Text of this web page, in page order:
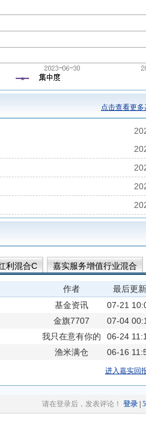
点击查看更
利混合C
嘉实服务增值行业混合
作者 最后更新
基金资讯 07-21
金旗7707 07-04
我只在意有你的
消息
06-24
渔米满仓 06-16
进入嘉实回